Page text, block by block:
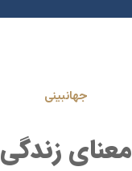
جهانبینی
معنای زندگی